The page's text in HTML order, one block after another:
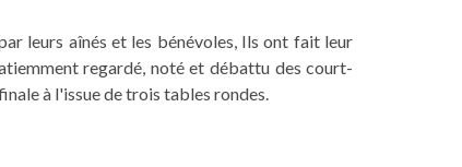
leurs aînés et les bénévoles, Ils ont fait leur
regardé, noté et débattu des court-
à l'issue de trois tables rondes.